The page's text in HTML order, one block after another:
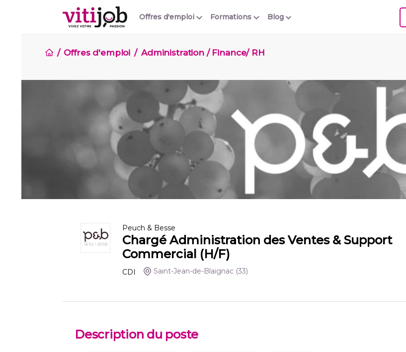
Offres d'emploi Blog
Formations
Offres d'emploi Administration / Finance/ RH
Peuch & Besse
Chargé Administration des Ventes & Support
Commercial (H/F)
CDI Saint-Jean-de-Blaignac (33)
Description du poste